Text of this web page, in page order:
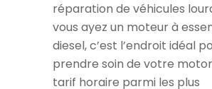
réparation de véhicules
vous ayez un moteur à
diesel, c’est l’endroit idéal
prendre soin de votre
tarif horaire parmi les plus